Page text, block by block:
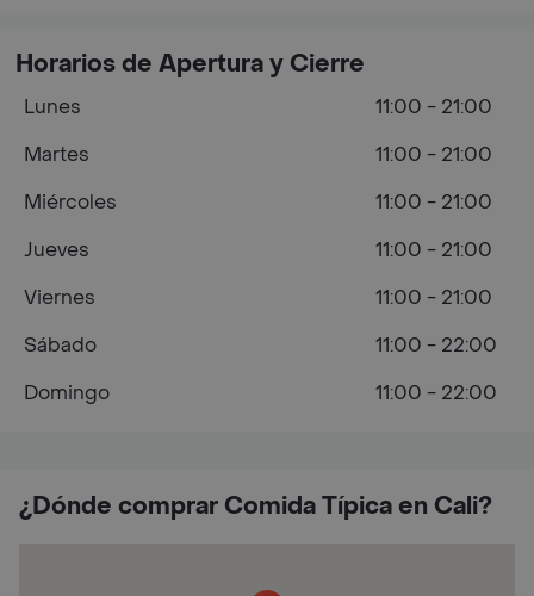
¿Dónde comprar Comida Típica en Cali?
Horarios de Apertura y Cierre
Lunes
11:00 - 21:00
Martes
11:00 - 21:00
Miércoles
11:00 - 21:00
Jueves
11:00 - 21:00
Viernes
11:00 - 21:00
Sábado
11:00 - 22:00
Domingo
11:00 - 22:00